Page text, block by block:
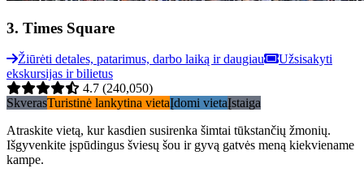
3. Times Square
Žiūrėti detales, patarimus, darbo laiką ir daugiau
Užsisakyti
ekskursijas ir bilietus
4.7 (240,050)
SkverasTuristinė lankytina vietaĮdomi vietaĮstaiga
Atraskite vietą, kur kasdien susirenka šimtai tūkstančių žmonių.
Išgyvenkite įspūdingus šviesų šou ir gyvą gatvės meną kiekviename
kampe.